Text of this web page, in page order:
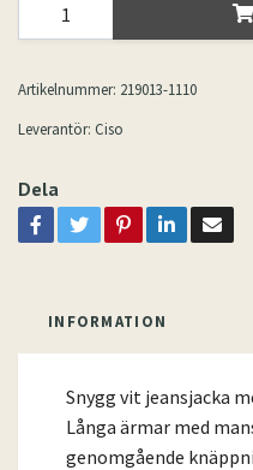
Artikelnummer: 219013-1110
Leverantör: Ciso
Dela
INFORMATION
Snygg vit jeansjacka
Långa ärmar med
genomgående